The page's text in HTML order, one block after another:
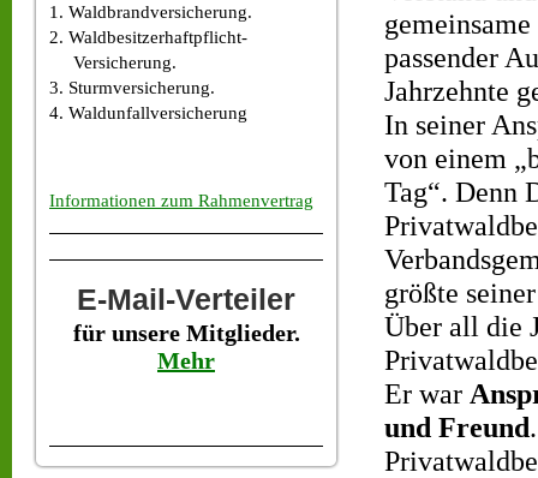
1. Waldbrandversicherung.
2. Waldbesitzerhaftpflicht-
Versicherung.
3. Sturmversicherung.
4. Waldunfallversicherung
Informationen zum Rahmenvertrag
E-Mail-Verteiler
für unsere Mitglieder.
Mehr
passender
Jahrzehnte
In seiner
von einem
Tag“. Denn
größte
Über all die
Er war
und Freund